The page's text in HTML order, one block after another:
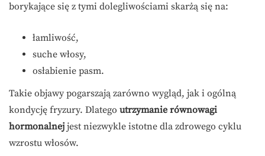
borykające się z tymi dolegliwościami skarżą się na:
łamliwość,
suche włosy,
osłabienie pasm.
Takie objawy pogarszają zarówno wygląd, jak i ogólną
kondycję fryzury. Dlatego utrzymanie równowagi
hormonalnej jest niezwykle istotne dla zdrowego cyklu
wzrostu włosów.